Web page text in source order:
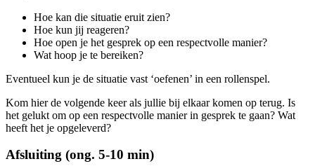
Hoe kan die situatie eruit zien?
Hoe kun jij reageren?
Hoe open je het gesprek op een respectvolle manier?
Wat hoop je te bereiken?
Eventueel kun je de situatie vast ‘oefenen’ in een rollenspel.
Kom hier de volgende keer als jullie bij elkaar komen op terug. Is
het gelukt om op een respectvolle manier in gesprek te gaan? Wat
heeft het je opgeleverd?
Afsluiting (ong. 5-10 min)